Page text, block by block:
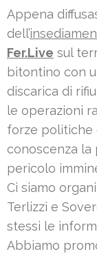
Appena
dell’
Fer.Live sul
bitontino con
discarica di
le operazioni
forze politiche
conoscenza
pericolo
Ci siamo
Terlizzi e
stessi le
Abbiamo